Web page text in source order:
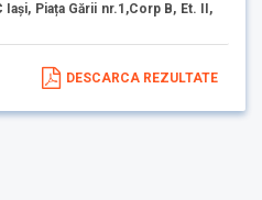
Iași, Piața Gării nr.1,Corp B, Et. II,
DESCARCA REZULTATE